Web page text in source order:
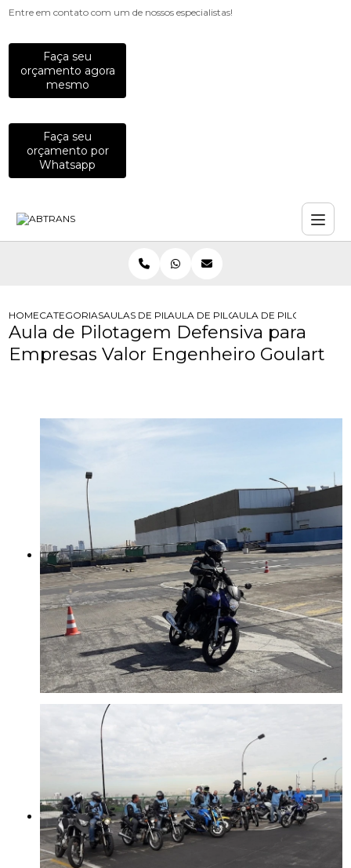
Entre em contato com um de nossos especialistas!
Faça seu
orçamento agora
mesmo
Faça seu
orçamento por
Whatsapp
HOMECATEGORIASAULAS DE PILOTAGEM PARA EMPRESAS
AULA DE PILOTAGEM DEFENSIVA
AULA DE PILOTAGEM
Aula de Pilotagem Defensiva para
Empresas Valor Engenheiro Goulart